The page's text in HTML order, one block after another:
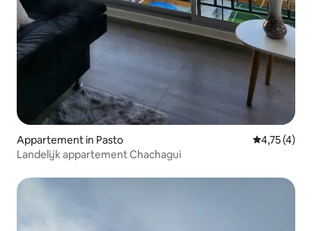
Appartement in Pasto
4,75 (4)
Landelijk appartement Chachagui